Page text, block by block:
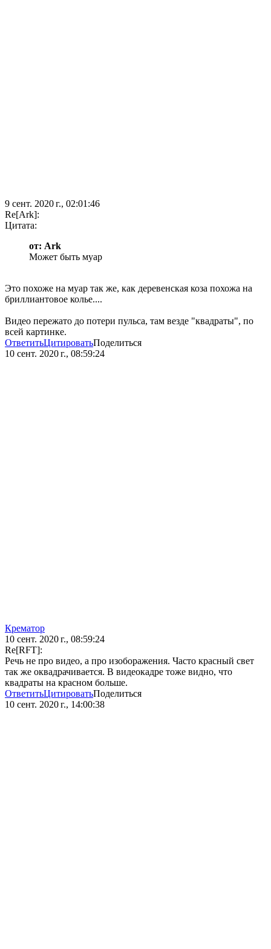
9 сент. 2020 г., 02:01:46
Re[Ark]:
Цитата:
от: Ark
Может быть муар
Это похоже на муар так же, как деревенская коза похожа на
бриллиантовое колье....
Видео пережато до потери пульса, там везде "квадраты", по
всей картинке.
ОтветитьЦитироватьПоделиться
10 сент. 2020 г., 08:59:24
Крематор
10 сент. 2020 г., 08:59:24
Re[RFT]:
Речь не про видео, а про изоборажения. Часто красный свет
так же оквадрачивается. В видеокадре тоже видно, что
квадраты на красном больше.
ОтветитьЦитироватьПоделиться
10 сент. 2020 г., 14:00:38